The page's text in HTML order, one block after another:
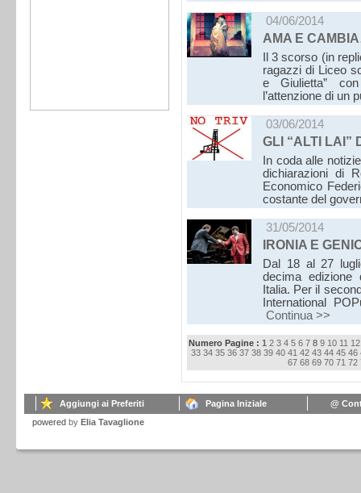
04/06/2014
AMA E
Il 3 scorso (in
ragazzi di Liceo
e Giulietta”
l’attenzione di
03/06/2014
GLI “ALTI LAI”
In coda alle
dichiarazioni di
Economico
costante del
31/05/2014
IRONIA E
Dal 18 al 27
decima edizione
Italia. Per il
International
Continua >>
Numero Pagine : 1 2 3 4 5 6 78 9 10 11 12
33 34 35 36 37 38 39 40 41 42 43 44 45 46
67 68 69 70 71 72
Aggiungi ai Preferiti Pagina Iniziale
@
powered by Elia Tavaglione